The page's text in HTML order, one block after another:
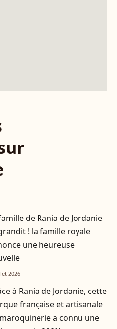
de Rania de Jordanie
! la famille royale
une heureuse
2026
à Rania de Jordanie, cette
française et artisanale
a connu une